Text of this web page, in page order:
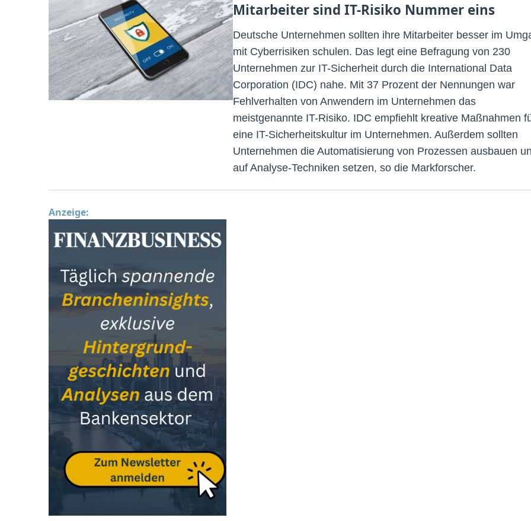
Mitarbeiter sind IT-Risiko Nummer eins
Deutsche Unternehmen sollten ihre Mitarbeiter besser im
mit Cyberrisiken schulen. Das legt eine Befragung von 230
Unternehmen zur IT-Sicherheit durch die International Data
Corporation (IDC) nahe. Mit 37 Prozent der Nennungen war
Fehlverhalten von Anwendern im Unternehmen das
meistgenannte IT-Risiko. IDC empfiehlt kreative Maßnahmen
eine IT-Sicherheitskultur im Unternehmen. Außerdem sollten
Unternehmen die Automatisierung von Prozessen ausbauen
auf Analyse-Techniken setzen, so die Markforscher.
Anzeige: